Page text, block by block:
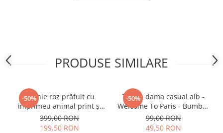
PRODUSE SIMILARE
-50%
Rochie roz prăfuit cu
imprimeu animal print și
curea
399,00 RON
199,50 RON
-50%
Tricou dama casual alb -
Welcome To Paris - Bumbac
Organic
99,00 RON
49,50 RON